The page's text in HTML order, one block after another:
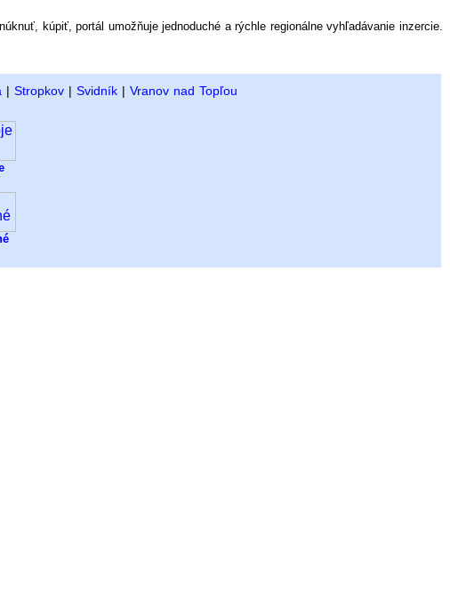
kúpiť, portál umožňuje jednoduché a rýchle regionálne vyhľadávanie inzercie.
| Stropkov | Svidník | Vranov nad Topľou